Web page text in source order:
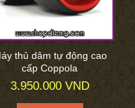
thủ dâm tự động cao
cấp Coppola
3.950.000 VND